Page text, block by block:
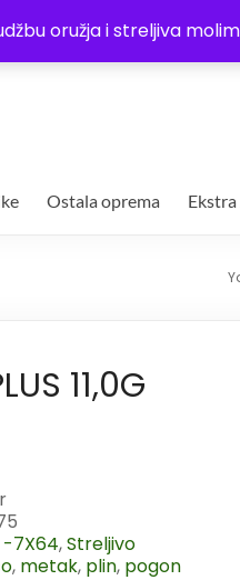
oružja i streljiva
Ostala oprema
11,0G
-7X64,Streljivo
, metak, plin, pogon